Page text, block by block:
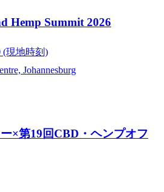
Hemp Summit 2026
(現地時刻)
Johannesburg
×第19回CBD・ヘンプオフ